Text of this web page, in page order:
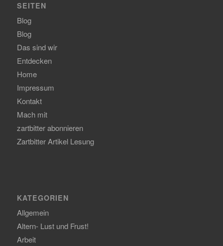
SEITEN
Blog
Blog
Das sind wir
Entdecken
Home
Impressum
Kontakt
Mach mit
zartbitter abonnieren
Zartbitter Artikel Lesung
KATEGORIEN
Allgemein
Altern- Lust und Frust!
Arbeit